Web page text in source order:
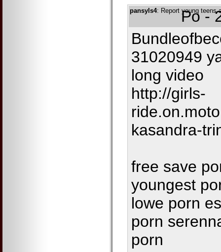
pansyls4: Report young teens
Po -
31020949
long video
http://girls-
kasandra-
free save
youngest
lowe porn
porn
porn